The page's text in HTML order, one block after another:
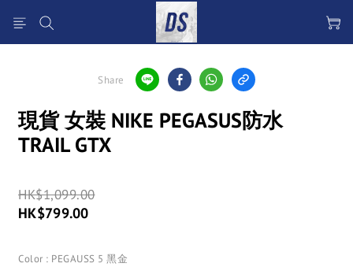
Share
現貨 女裝 NIKE PEGASUS防水
TRAIL GTX
HK$1,099.00
HK$799.00
Color : PEGAUSS 5 黑金